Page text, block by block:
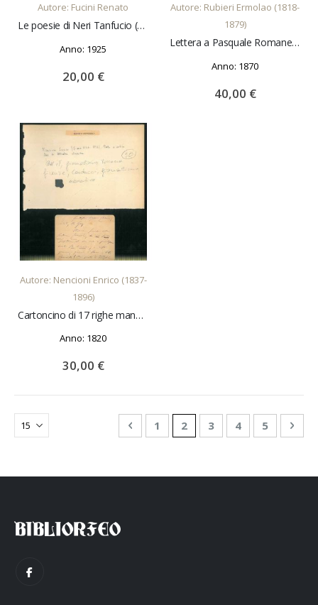
Autore: Fucini Renato
Le poesie di Neri Tanfucio (Renato Fucini). Con nuove aggiunte
Anno: 1925
20,00 €
Autore: Rubieri Ermolao (1818-
1879)
Lettera a Pasquale Romanelli a proposito di un incarico per una scultura. Firenze 2 genn. 1870
Anno: 1870
40,00 €
AGGIUNGI AL CARRELLO
Autore: Nencioni Enrico (1837-
1896)
Cartoncino di 17 righe manoscritte con firma autografa. Sabato 14 Gennaio
Anno: 1820
30,00 €
Pagina
Pagina
Precedente
Pagina
1 Attualmente stai
2 Pagina
3 Pagina
4 Pagina
5